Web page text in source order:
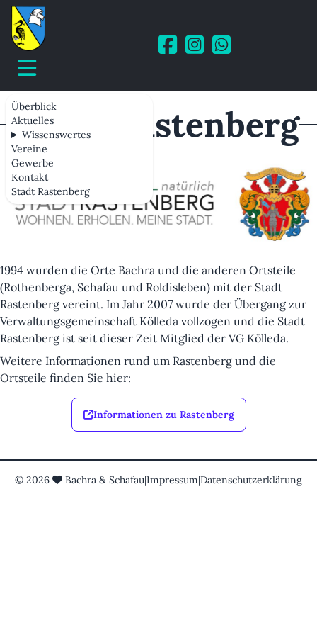
Überblick
Aktuelles
Wissenswertes
Vereine
Gewerbe
Kontakt
Stadt Rastenberg
Stadt Rastenberg
1994 wurden die Orte Bachra und die anderen Ortsteile
(Rothenberga, Schafau und Roldisleben) mit der Stadt
Rastenberg vereint. Im Jahr 2007 wurde der Übergang zur
Verwaltungsgemeinschaft Kölleda vollzogen und die Stadt
Rastenberg ist seit dieser Zeit Mitglied der VG Kölleda.
Weitere Informationen rund um Rastenberg und die
Ortsteile finden Sie hier:
Informationen zu Rastenberg
© 2026 Bachra & Schafau|Impressum|Datenschutzerklärung